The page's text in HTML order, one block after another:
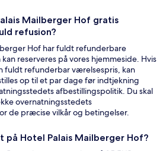
Mailberger Hof gratis
refusion?
Hof har fuldt refunderbare
reserveres på vores hjemmeside. Hvis
fuldt refunderbar værelsespris, kan
op til et par dage før indtjekning
afbestillingspolitik. Du skal
overnatningsstedets
de præcise vilkår og betingelser.
på Hotel Palais Mailberger Hof?